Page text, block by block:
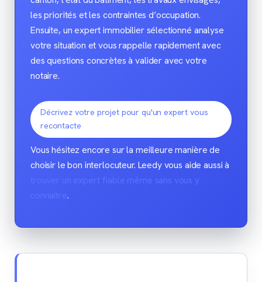
les priorités et les contraintes d’occupation.
Ensuite, un expert immobilier sélectionné analyse
votre situation et vous rappelle rapidement avec
des questions concrètes à valider avec votre
notaire.
Décrivez votre projet pour qu'un expert vous
recontacte
Vous hésitez encore sur la meilleure manière de
choisir le bon interlocuteur. Leedy vous aide aussi à
trouver un expert fiable même sans vous y
.